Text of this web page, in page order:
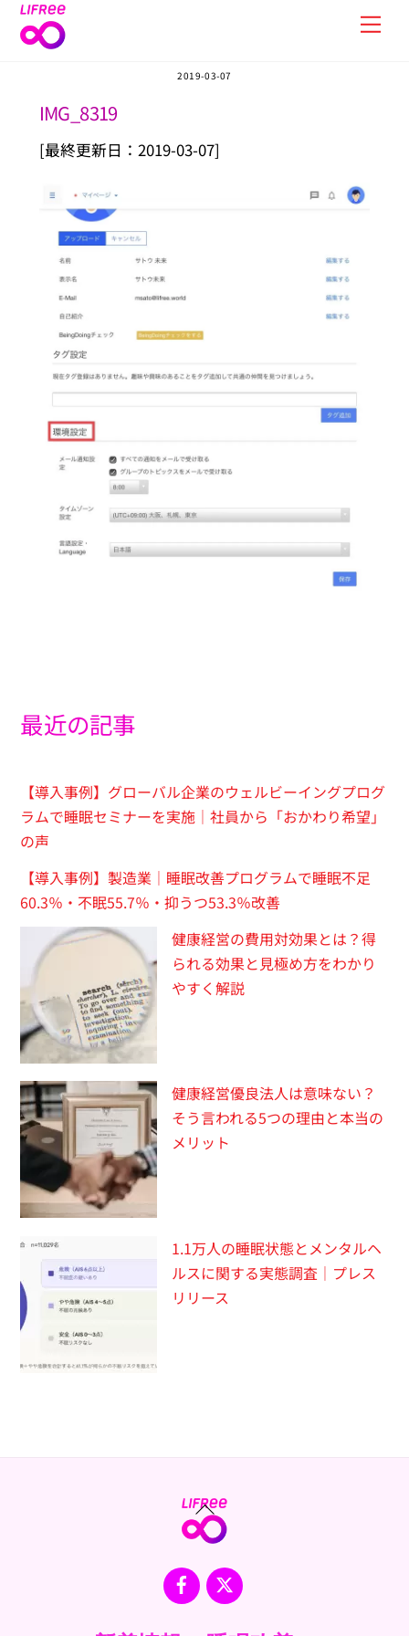
Skip
2019-03-07
IMG_8319
[最終更新日：2019-03-07]
最近の記事
【導入事例】グローバル企業のウェルビーイングプログ
ラムで睡眠セミナーを実施｜社員から「おかわり希望」
の声
【導入事例】製造業｜睡眠改善プログラムで睡眠不足
60.3％・不眠55.7％・抑うつ53.3％改善
健康経営の費用対効果とは？得
られる効果と見極め方をわかり
やすく解説
健康経営優良法人は意味ない？
そう言われる5つの理由と本当の
メリット
1.1万人の睡眠状態とメンタルヘ
ルスに関する実態調査｜プレス
リリース
Back
To
Facebook
X